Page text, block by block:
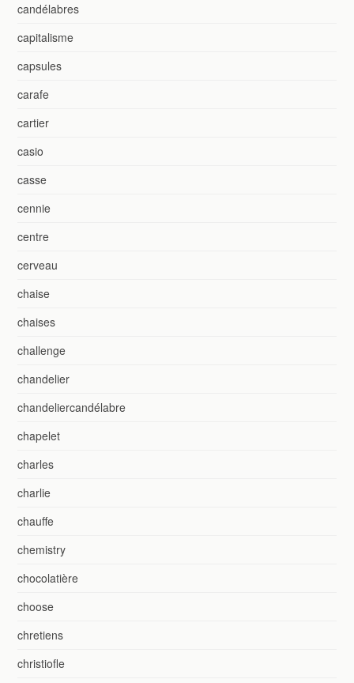
candélabres
capitalisme
capsules
carafe
cartier
casio
casse
cennie
centre
cerveau
chaise
chaises
challenge
chandelier
chandeliercandélabre
chapelet
charles
charlie
chauffe
chemistry
chocolatière
choose
chretiens
christiofle